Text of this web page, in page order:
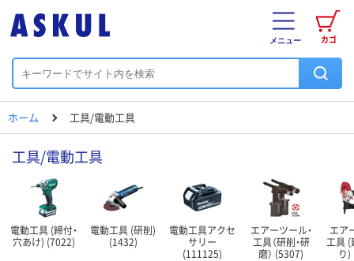
カゴ
メニュー
ホーム 工具/電動工具
工具/電動工具
電動工具 (締付・
穴あけ) (7022)
電動工具 (研削)
(1432)
電動工具アクセ
サリー
(111125)
エアーツール・
工具（研削・研
磨） (5307)
エア
工具 (
り